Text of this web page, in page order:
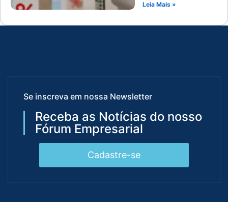
Leia Mais »
Se inscreva em nossa Newsletter
Receba as Notícias do nosso
Fórum Empresarial
Cadastre-se